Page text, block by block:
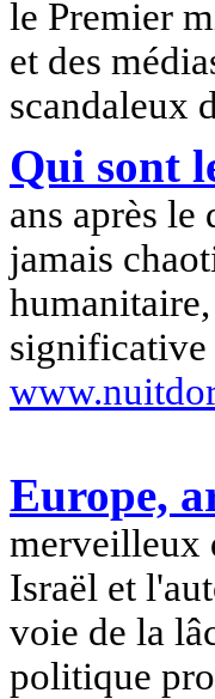
le Premier
et des
scandaleux
Qui sont
ans après
jamais
significative
Europe,
merveilleux
Israël et
voie de la
politique